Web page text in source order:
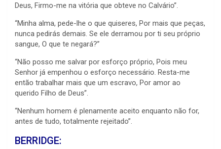
Deus, Firmo-me na vitória que obteve no Calvário”.
“Minha alma, pede-lhe o que quiseres, Por mais que peças,
nunca pedirás demais. Se ele derramou por ti seu próprio
sangue, O que te negará?”
“Não posso me salvar por esforço próprio, Pois meu
Senhor já empenhou o esforço necessário. Resta-me
então trabalhar mais que um escravo, Por amor ao
querido Filho de Deus”.
“Nenhum homem é plenamente aceito enquanto não for,
antes de tudo, totalmente rejeitado”.
BERRIDGE: